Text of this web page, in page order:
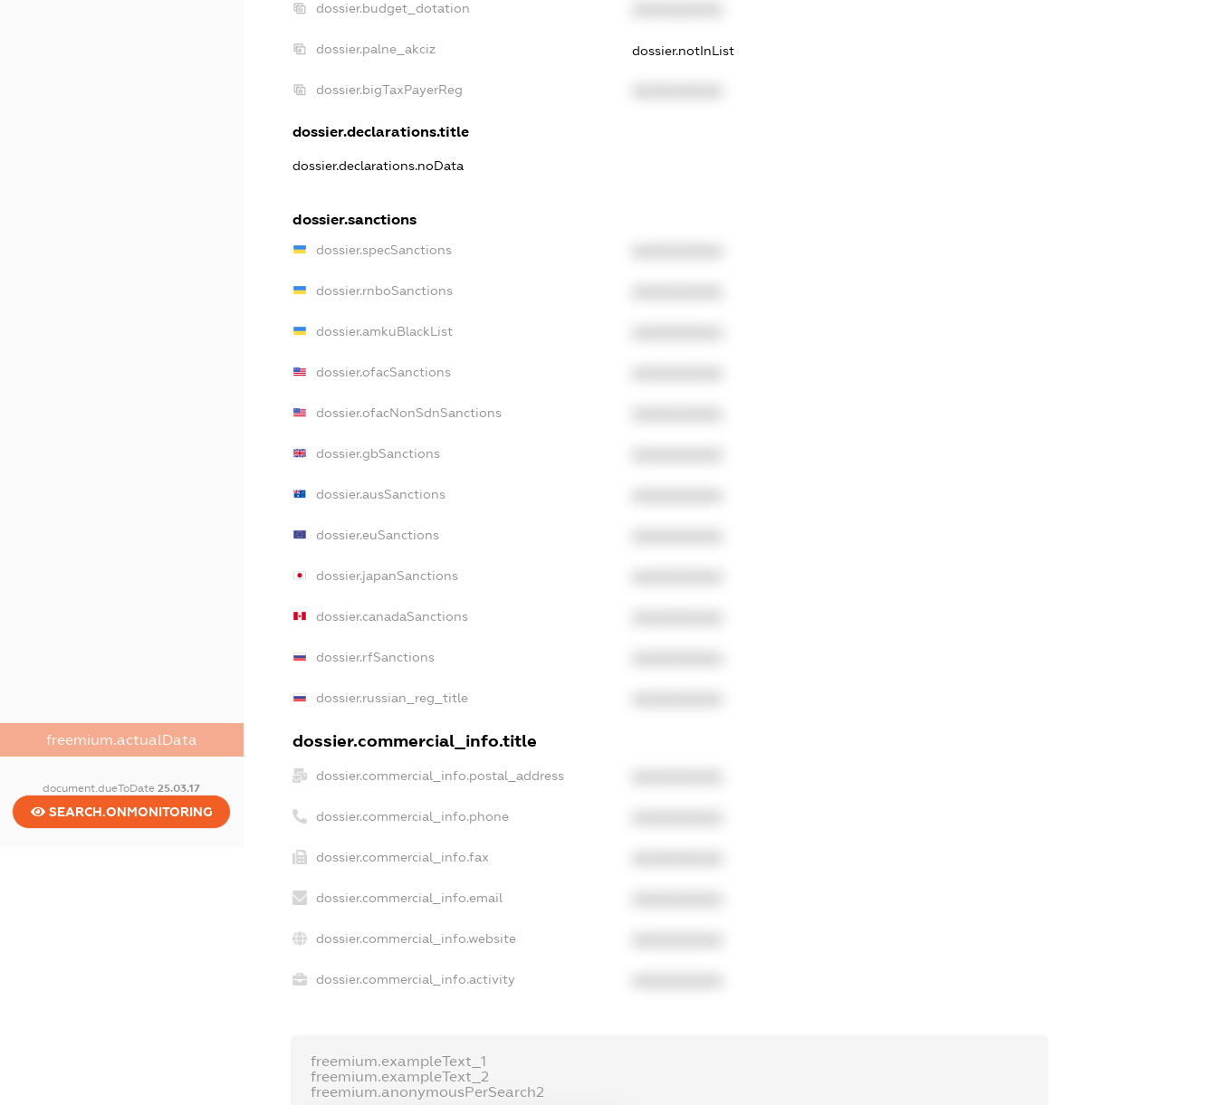
freemium.actualData
document.dueToDate25.03.17
SEARCH.ONMONITORING
dossier.budget_dotation
dossier.palne_akciz dossier.notInList
dossier.bigTaxPayerReg
dossier.declarations.title
dossier.declarations.noData
dossier.sanctions
dossier.specSanctions
dossier.rnboSanctions
dossier.amkuBlackList
dossier.ofacSanctions
dossier.ofacNonSdnSanctions
dossier.gbSanctions
dossier.ausSanctions
dossier.euSanctions
dossier.japanSanctions
dossier.canadaSanctions
dossier.rfSanctions
dossier.russian_reg_title
dossier.commercial_info.title
dossier.commercial_info.postal_address
dossier.commercial_info.phone
dossier.commercial_info.fax
dossier.commercial_info.email
dossier.commercial_info.website
dossier.commercial_info.activity
freemium.exampleText_1
freemium.exampleText_2
freemium.anonymousPerSearch2